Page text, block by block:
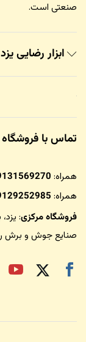
صنعتی است.
ابزار رضایی یزد
تماس با فروشگاه
همراه:
همراه:
فروشگاه مرکزی:
صنایع جوش و برش